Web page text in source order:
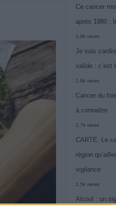
Ce cancer
après 1980 :
1.9k views
Je suis
valide : c’est
1.8k views
Cancer du
à connaître
1.7k views
CARTE. Le
région
vigilance
1.5k views
Alcool : un